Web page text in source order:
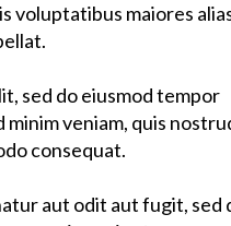
voluptatibus maiores
sed do eiusmod tempor
veniam, quis
consequat.
aut odit aut fugit, sed